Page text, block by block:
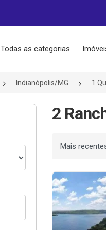
Todas as categorias
Indianópolis/MG 1
2
Ordenar por